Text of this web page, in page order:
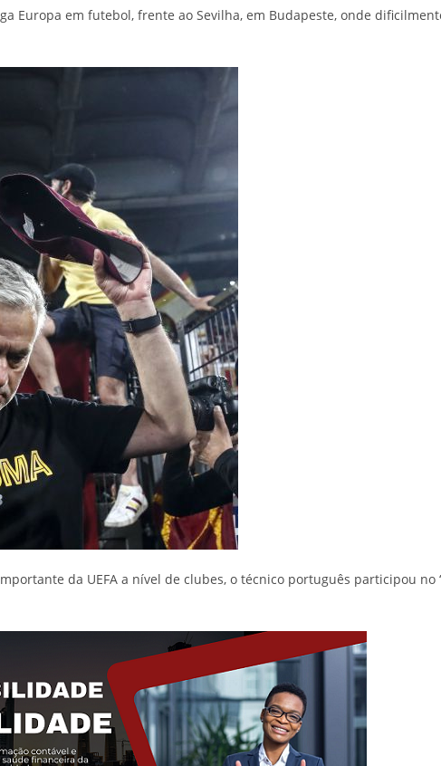
Europa em futebol, frente ao Sevilha, em Budapeste, onde
da UEFA a nível de clubes, o técnico português participou no